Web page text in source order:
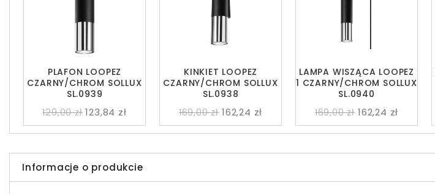
PLAFON LOOPEZ
CZARNY/CHROM SOLLUX
SL.0939
129,00 zł 123,84 zł
KINKIET LOOPEZ
CZARNY/CHROM SOLLUX
SL.0938
169,00 zł 162,24 zł
LAMPA WISZĄCA LOOPEZ
1 CZARNY/CHROM SOLLUX
SL.0940
169,00 zł 162,24 zł
Informacje o produkcie